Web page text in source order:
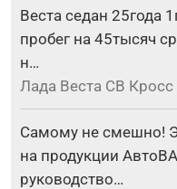
Веста седан 25года
пробег на 45тысяч
н…
Лада Веста СВ Кросс
Самому не смешно!
на продукции
руководство…